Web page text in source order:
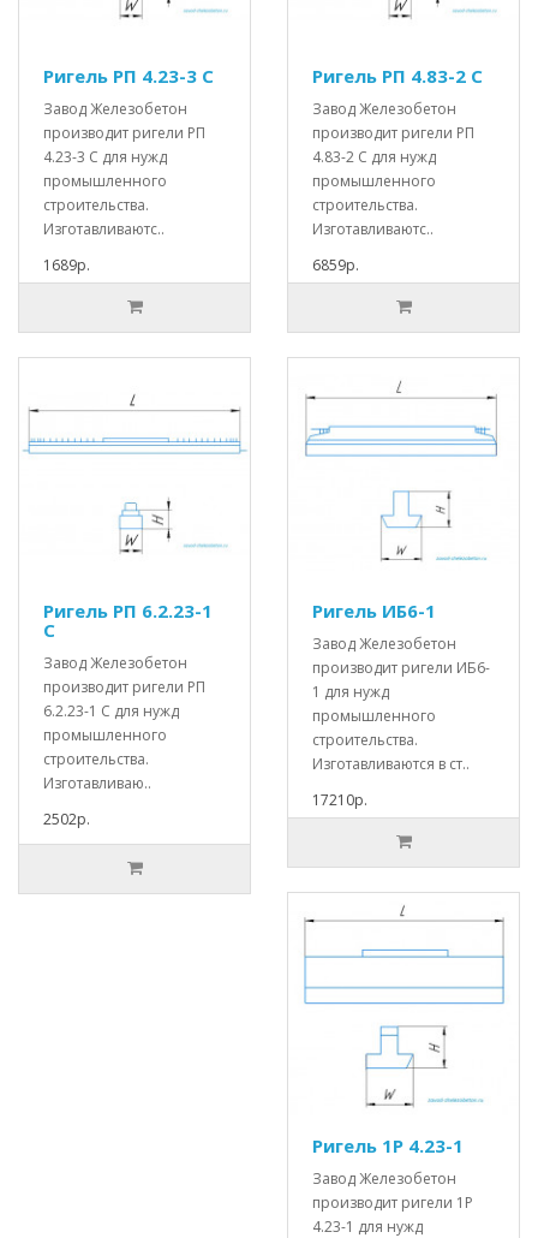
Ригель РП 4.23-3 С
Завод Железобетон
производит ригели РП
4.23-3 С для нужд
промышленного
строительства.
Изготавливаютс..
1689р.
Ригель РП 4.83-2 С
Завод Железобетон
производит ригели РП
4.83-2 С для нужд
промышленного
строительства.
Изготавливаютс..
6859р.
Ригель РП 6.2.23-1
С
Завод Железобетон
производит ригели РП
6.2.23-1 С для нужд
промышленного
строительства.
Изготавливаю..
2502р.
Ригель ИБ6-1
Завод Железобетон
производит ригели ИБ6-
1 для нужд
промышленного
строительства.
Изготавливаются в ст..
17210р.
Ригель 1Р 4.23-1
Завод Железобетон
производит ригели 1Р
4.23-1 для нужд